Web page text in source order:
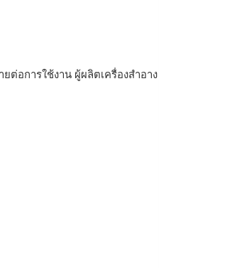
ต่อการใช้งาน ผู้ผลิตเครื่องสำอาง